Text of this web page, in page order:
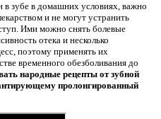
зубе в домашних условиях, важно
и не могут устранить
Ими можно снять болевые
отека и несколько
поэтому применять их
временного обезболивания до
народные рецепты от зубной
пролонгированный